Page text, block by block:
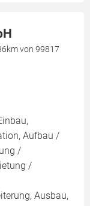
von 99817
Aufbau /
/
/
Ausbau,